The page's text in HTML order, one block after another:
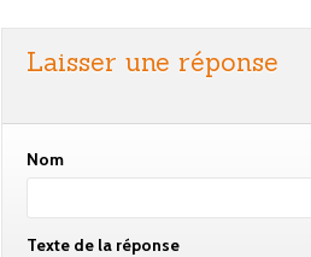
Laisser une réponse
Nom
Texte de la réponse